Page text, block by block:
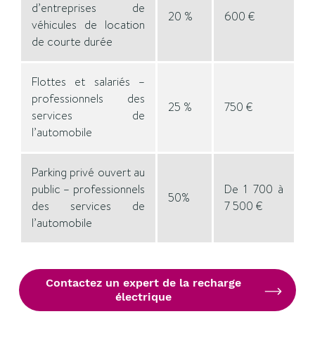
d’entreprises de
véhicules de location
de courte durée
20 % 600 €
Flottes et salariés –
professionnels des
services de
l’automobile
25 % 750 €
Parking privé ouvert au
public – professionnels
des services de
l’automobile
50%
De 1 700 à
7 500 €
Contactez un expert de la recharge
électrique